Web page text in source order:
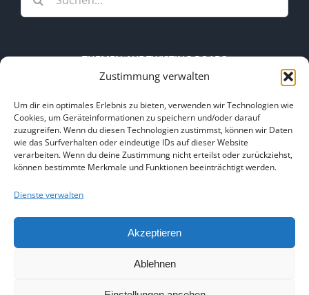
Zustimmung verwalten
Um dir ein optimales Erlebnis zu bieten, verwenden wir Technologien wie
Cookies, um Geräteinformationen zu speichern und/oder darauf
zuzugreifen. Wenn du diesen Technologien zustimmst, können wir Daten
wie das Surfverhalten oder eindeutige IDs auf dieser Website
verarbeiten. Wenn du deine Zustimmung nicht erteilst oder zurückziehst,
können bestimmte Merkmale und Funktionen beeinträchtigt werden.
Dienste verwalten
Akzeptieren
Ablehnen
nach:
THEMEN AUF TWISTING ROADS
auf
Twisting
Roads
Kooperation
Kontakt